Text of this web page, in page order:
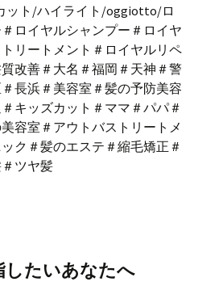
ット /ハイライト /oggiotto/ロ
ロイヤルシャンプー＃ロイヤ
リートメント＃ロイヤルリペ
改善＃大名＃福岡＃天神＃警
長浜＃美容室＃髪の予防美容
キッズカット＃ママ＃パパ＃
容室＃アウトバストリートメ
ク＃髪のエステ＃縮毛矯正＃
ツヤ髪
したいあなたへ